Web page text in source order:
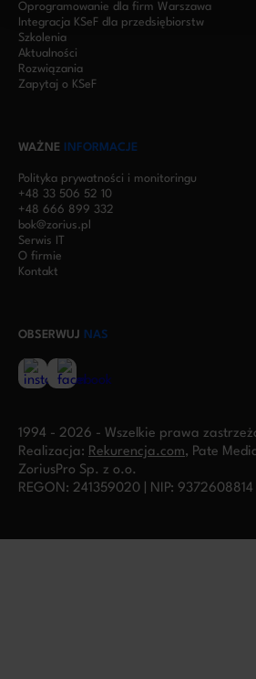
Oprogramowanie dla firm Warszawa
Integracja KSeF dla przedsiębiorstw
Szkolenia
Aktualności
Rozwiązania
Zapytaj o KSeF
WAŻNE INFORMACJE
Polityka prywatności i monitoringu
+48 33 506 52 10
+48 666 899 332
bok@zorius.pl
Serwis IT
O firmie
Kontakt
OBSERWUJ NAS
1994 - 2026 - Wszelkie prawa
Realizacja: Rekurencja.com, Pate
ZoriusPro Sp. z o.o.
REGON: 241359020 | NIP: